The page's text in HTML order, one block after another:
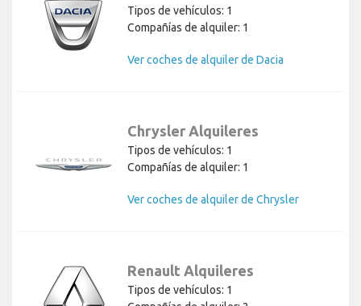
Tipos de vehículos: 1
Compañías de alquiler: 1
Ver coches de alquiler de Dacia
Chrysler Alquileres
Tipos de vehículos: 1
Compañías de alquiler: 1
Ver coches de alquiler de Chrysler
Renault Alquileres
Tipos de vehículos: 1